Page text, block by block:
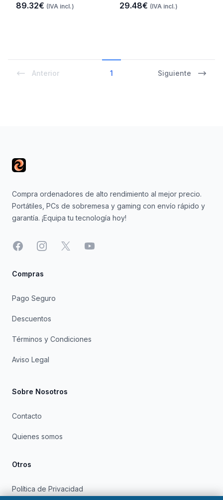
89.32€ (IVA incl.) 29.48€ (IVA incl.)
Anterior 1 Siguiente
Compra ordenadores de alto rendimiento al mejor precio.
Portátiles, PCs de sobremesa y gaming con envío rápido y
garantía. ¡Equipa tu tecnología hoy!
FacebookInstagram
X YouTube
Compras
Pago Seguro
Descuentos
Términos y Condiciones
Aviso Legal
Sobre Nosotros
Contacto
Quienes somos
Otros
Política de Privacidad